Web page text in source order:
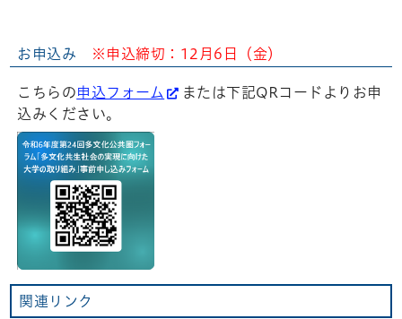
お申込み ※申込締切：12月6日（金）
こちらの申込フォーム
または下記QRコードよりお申
込みください。
関連リンク